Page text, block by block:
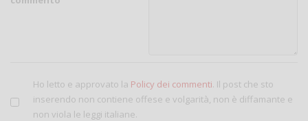
Ho letto e approvato la Policy dei commenti. Il post che sto
inserendo non contiene offese e volgarità, non è diffamante e
non viola le leggi italiane.